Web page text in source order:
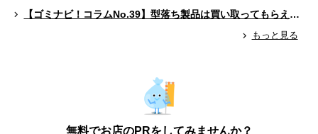
【ゴミナビ！コラムNo.39】型落ち製品は買い取ってもらえる？（ゲームソフト編）
もっと見る
無料でお店のPRをしてみませんか？